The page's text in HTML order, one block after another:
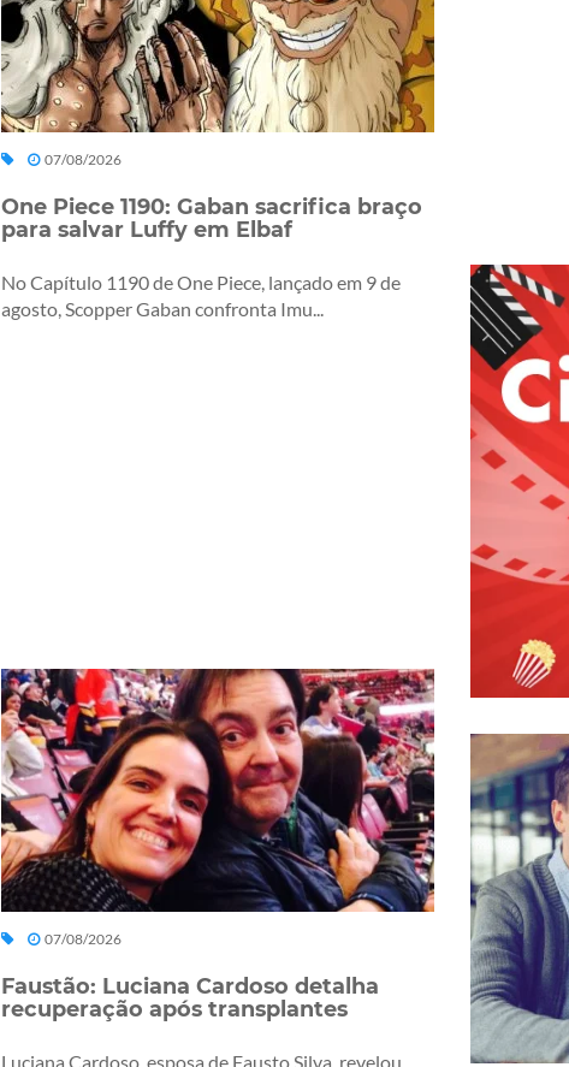
07/08/2026
One Piece 1190: Gaban sacrifica braço
para salvar Luffy em Elbaf
No Capítulo 1190 de One Piece, lançado em 9 de
agosto, Scopper Gaban confronta Imu...
07/08/2026
Faustão: Luciana Cardoso detalha
recuperação após transplantes
Luciana Cardoso, esposa de Fausto Silva, revelou